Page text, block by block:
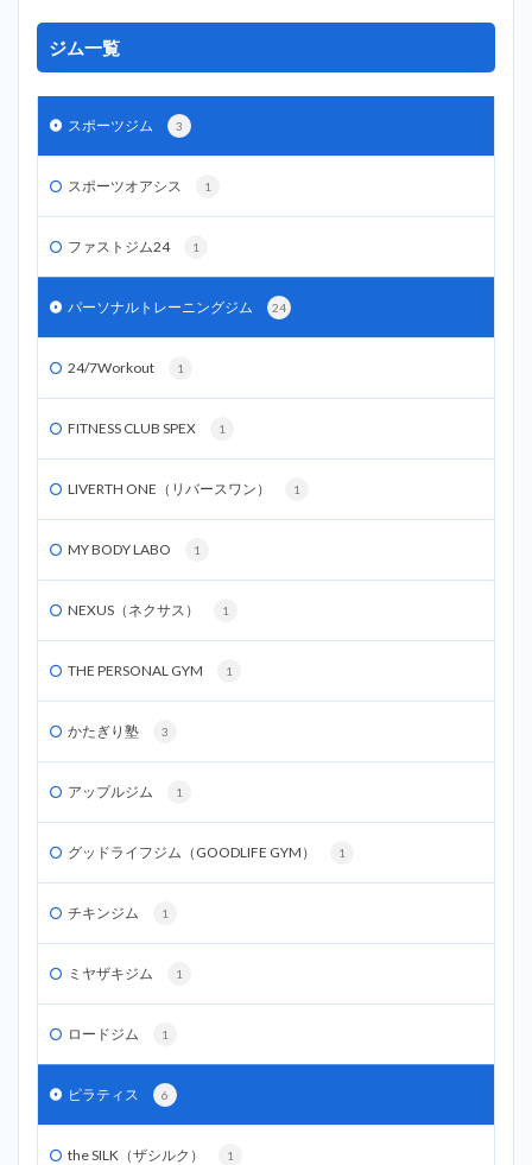
ジム一覧
スポーツジム 3
スポーツオアシス 1
ファストジム24 1
パーソナルトレーニングジム 24
24/7Workout 1
FITNESS CLUB SPEX 1
LIVERTH ONE（リバースワン） 1
MY BODY LABO 1
NEXUS（ネクサス） 1
THE PERSONAL GYM 1
かたぎり塾 3
アップルジム 1
グッドライフジム（GOODLIFE GYM） 1
チキンジム 1
ミヤザキジム 1
ロードジム 1
ピラティス 6
the SILK（ザシルク） 1